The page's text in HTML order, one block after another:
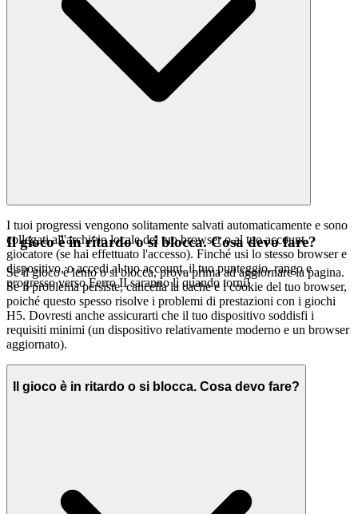
curatoriale: meno rumore, più della qualità che meriti.
I tuoi progressi vengono solitamente salvati automaticamente e sono
collegati all'archivio locale del tuo browser o al tuo account
giocatore (se hai effettuato l'accesso). Finché usi lo stesso browser e
dispositivo, o accedi al tuo account, il tuo punteggio, rango e
progresso verso Ferro II saranno lì quando torni!
Il gioco è in ritardo o si blocca. Cosa devo fare?
Se il gioco è lento o si blocca, prova prima ad aggiornare la pagina.
Se il problema persiste, cancella la cache e i cookie del tuo browser,
poiché questo spesso risolve i problemi di prestazioni con i giochi
H5. Dovresti anche assicurarti che il tuo dispositivo soddisfi i
requisiti minimi (un dispositivo relativamente moderno e un browser
aggiornato).
Il gioco è in ritardo o si blocca. Cosa devo fare?